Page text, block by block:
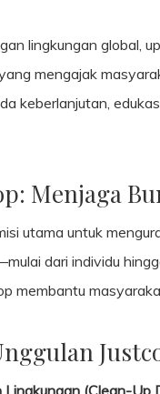
lingkungan global,
mengajak
keberlanjutan,
Menjaga
utama untuk
dari individu
membantu
Lingkungan (Clean-Up